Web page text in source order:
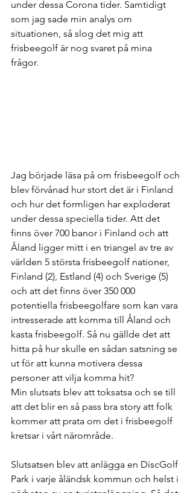
under dessa Corona tider. Samtidigt
som jag sade min analys om
situationen, så slog det mig att
frisbeegolf är nog svaret på mina
frågor.
Jag började läsa på om frisbeegolf och
blev förvånad hur stort det är i Finland
och hur det formligen har exploderat
under dessa speciella tider. Att det
finns över 700 banor i Finland och att
Åland ligger mitt i en triangel av tre av
världen 5 största frisbeegolf nationer,
Finland (2), Estland (4) och Sverige (5)
och att det finns över 350 000
potentiella frisbeegolfare som kan vara
intresserade att komma till Åland och
kasta frisbeegolf. Så nu gällde det att
hitta på hur skulle en sådan satsning se
ut för att kunna motivera dessa
personer att vilja komma hit?
Min slutsats blev att toksatsa och se till
att det blir en så pass bra story att folk
kommer att prata om det i frisbeegolf
kretsar i vårt närområde.
Slutsatsen blev att anlägga en DiscGolf
Park i varje åländsk kommun och helst i